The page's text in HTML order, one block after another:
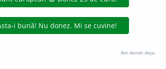
© 2004-2026 dexonline (https://dexonline.ro)
site, inclusiv prin orice metode de extragere automată
cu excepția seturilor de date oferite oficial spre utilizare
Hosterion
Am donat deja.